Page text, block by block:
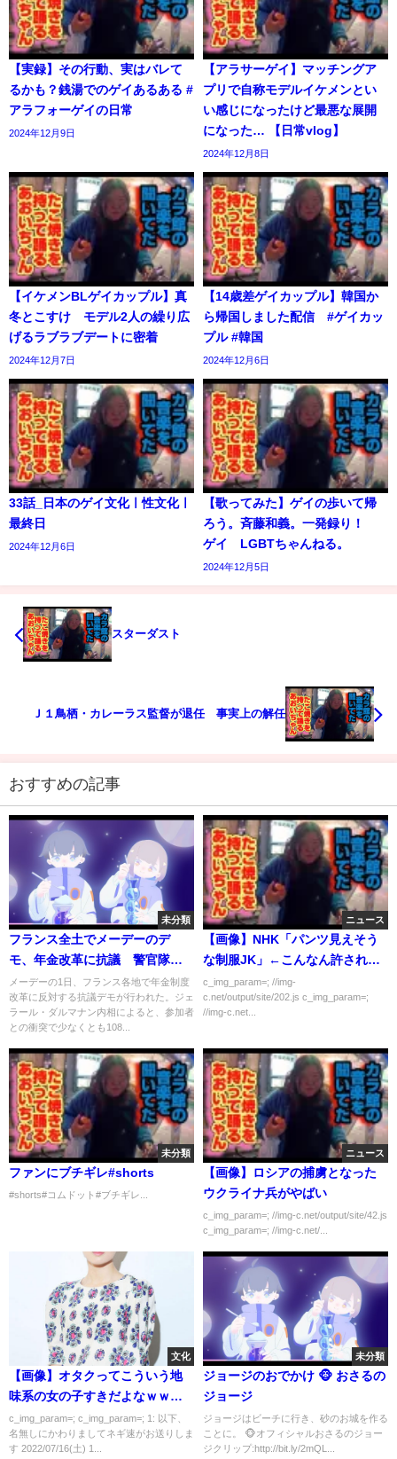
【実録】その行動、実はバレて
るかも？銭湯でのゲイあるある #
アラフォーゲイの日常
2024年12月9日
【アラサーゲイ】マッチングア
プリで自称モデルイケメンとい
い感じになったけど最悪な展開
になった… 【日常vlog】
2024年12月8日
【イケメンBLゲイカップル】真
冬とこすけ モデル2人の繰り広
げるラブラブデートに密着
2024年12月7日
【14歳差ゲイカップル】韓国か
ら帰国しました配信 #ゲイカッ
プル #韓国
2024年12月6日
33話_日本のゲイ文化ㅣ性文化ㅣ
最終日
2024年12月6日
【歌ってみた】ゲイの歩いて帰
ろう。斉藤和義。一発録り！
ゲイ LGBTちゃんねる。
2024年12月5日
スターダスト
Ｊ１鳥栖・カレーラス監督が退任 事実上の解任
おすすめの記事
未分類
フランス全土でメーデーのデ
モ、年金改革に抗議 警官隊と
衝突も
メーデーの1日、フランス各地で年金制度
改革に反対する抗議デモが行われた。ジェ
ラール・ダルマナン内相によると、参加者
との衝突で少なくとも108...
ニュース
【画像】NHK「パンツ見えそう
な制服JK」←こんなん許されて
ええんか？
c_img_param=; //img-
c.net/output/site/202.js c_img_param=;
//img-c.net...
未分類
ファンにブチギレ#shorts
#shorts#コムドット#ブチギレ...
ニュース
【画像】ロシアの捕虜となった
ウクライナ兵がやばい
c_img_param=; //img-c.net/output/site/42.js
c_img_param=; //img-c.net/...
文化
【画像】オタクってこういう地
味系の女の子すきだよなｗｗｗ
ｗｗ
c_img_param=; c_img_param=; 1: 以下、
名無しにかわりましてネギ速がお送りしま
す 2022/07/16(土) 1...
未分類
ジョージのおでかけ 🐵 おさるの
ジョージ
ジョージはビーチに行き、砂のお城を作る
ことに。 🐵オフィシャルおさるのジョー
ジクリップ:http://bit.ly/2mQL...